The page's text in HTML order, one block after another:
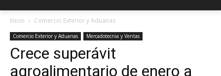
Inicio Comercio Exterior y Aduanas
Comercio Exterior y Aduanas Mercadotecnia y Ventas
Crece superávit
agroalimentario de enero a